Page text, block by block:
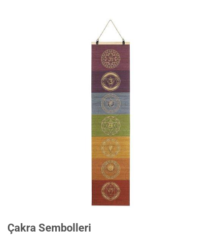
Çakra Sembolleri